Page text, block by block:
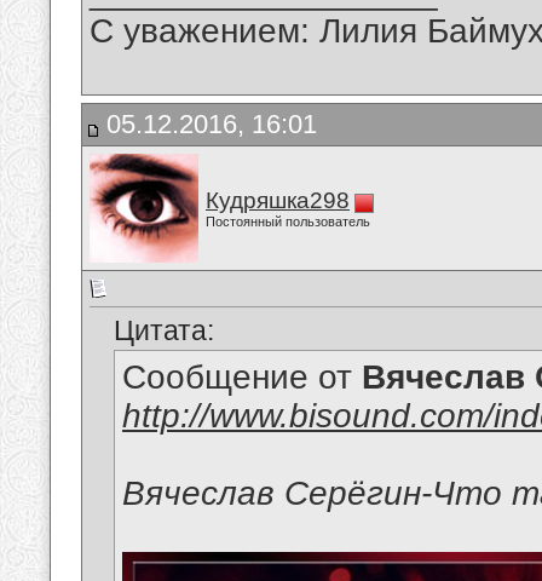
С уважением: Лилия
05.12.2016, 16:01
Кудряшка298
Постоянный пользователь
Цитата:
Сообщение от Вячеслав
http://www.bisound.com/
Вячеслав Серёгин-Что